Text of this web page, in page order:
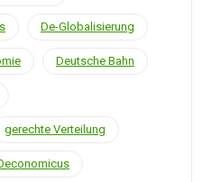
De-Globalisierung
Deutsche Bahn
gerechte Verteilung